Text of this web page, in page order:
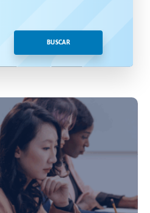
BUSCAR